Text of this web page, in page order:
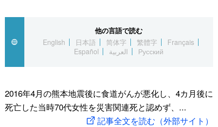
Русский
経済・ビジネス
国際
文化
トップ
アーカイブ
In-depth
Japan Data
動画/Live
スポーツ・東京2020
他の言語で読む
English
日本語 简体字 繁體字
Français
Español
العربية Русский
2016年4月の熊本地震後に食道がんが悪化し、4カ月後に
死亡した当時70代女性を災害関連死と認めず、...
記事全文を読む（外部サイト）